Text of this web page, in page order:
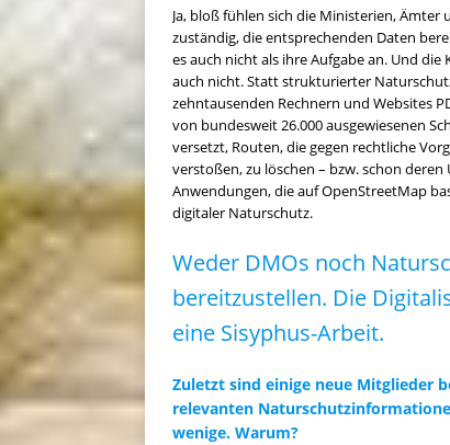
Ja, bloß fühlen sich die Ministerien,
zuständig, die entsprechenden Daten
es auch nicht als ihre Aufgabe an. Und
auch nicht. Statt strukturierter
zehntausenden Rechnern und Websites
von bundesweit 26.000 ausgewiesenen
versetzt, Routen, die gegen rechtliche
verstoßen, zu löschen – bzw. schon
Anwendungen, die auf OpenStreetMap
digitaler Naturschutz.
Weder DMOs noch
bereitzustellen. Die
eine Sisyphus-Arbeit.
Zuletzt sind einige neue Mitglieder
relevanten
wenige. Warum?